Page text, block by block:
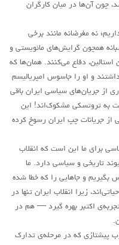
چون آن‌ها در میان کارگران
نه مغرضانه مانند برخی
همچون گرایش‌های مائویستی و
دفاع می‌کنند. همان‌ها که
و او را جاسوس امپریالیسم
از جریان‌های سیاسی ایران باقی
به تروتسکی مشکوک‌اند! این
جریانات چپ ایران رسوخ کرده
برای ما این است که انقلاب
تاریخی و سیاسی دارد. ما
بگیریم و جاهایی را که خطا شده
زیرا انقلاب ایران تنها در
اکتبر بهره گیرد — هم در
پیشتازی که در مرحله‌ی تدارک